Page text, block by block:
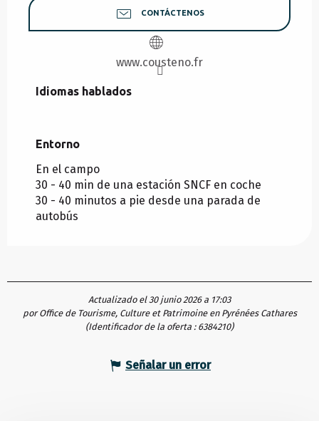
CONTÁCTENOS
www.cousteno.fr
Idiomas hablados
Idiomas hablados
Entorno
Entorno
En el campo
30 - 40 min de una estación SNCF en coche
30 - 40 minutos a pie desde una parada de
autobús
Actualizado el 30 junio 2026 a 17:03
por Office de Tourisme, Culture et Patrimoine en Pyrénées Cathares
(Identificador de la oferta : 6384210)
Señalar un error